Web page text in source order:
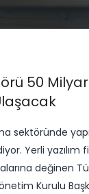
50
sektöründe
Yerli yazılım
değinen
Kurulu